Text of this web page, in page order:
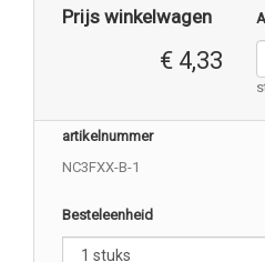
Prijs winkelwagen
€ 4,33
artikelnummer
NC3FXX-B-1
Besteleenheid